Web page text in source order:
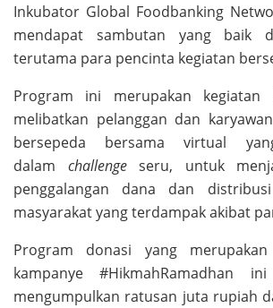
Inkubator Global Foodbanking
mendapat sambutan yang baik
terutama para pencinta kegiatan
Program ini merupakan kegiatan
melibatkan pelanggan dan
bersepeda bersama virtual
dalam challenge seru, untuk
penggalangan dana dan
masyarakat yang terdampak akibat
Program donasi yang
kampanye #HikmahRamadhan
mengumpulkan ratusan juta rupiah